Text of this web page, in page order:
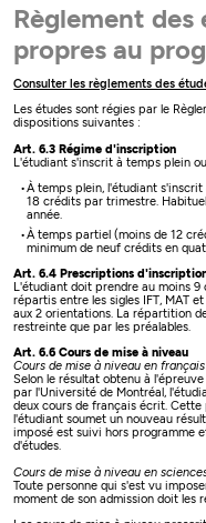
Règlement
propres au
Consulter les règlements des
Les études sont régies par le
dispositions suivantes :
Art. 6.3 Régime d'inscription
L'étudiant s'inscrit à temps plein
À temps plein, l'étudiant
18 crédits par trimestre.
année.
À temps partiel (moins de 12
minimum de neuf crédits en
Art. 6.4 Prescriptions
L'étudiant doit prendre au moins
répartis entre les sigles IFT, MAT
aux 2 orientations. La répartition
restreinte que par les préalables.
Art. 6.6 Cours de mise à niveau
Cours de mise à niveau en
Selon le résultat obtenu à
par l'Université de Montréal,
deux cours de français écrit.
l'étudiant soumet un nouveau
imposé est suivi hors programme
d'études.
Cours de mise à niveau en
Toute personne qui s'est vu
moment de son admission doit les